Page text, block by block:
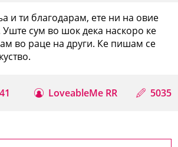
и ти благодарам, ете ни на овие
сум во шок дека наскоро ке
во раце на други. Ке пишам се
LoveableMe RR 5035